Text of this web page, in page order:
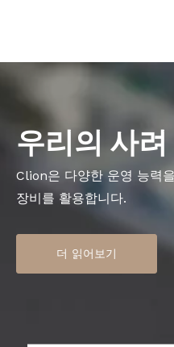
우리의 사
Clion은 다양한 운영 능력
장비를 활용합니다.
더 읽어보기